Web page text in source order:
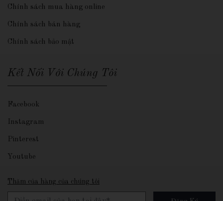
Chính sách mua hàng online
Chính sách bán hàng
Chính sách bảo mật
Kết Nối Với Chúng Tôi
Facebook
Instagram
Pinterest
Youtube
Thăm của hàng của chúng tôi